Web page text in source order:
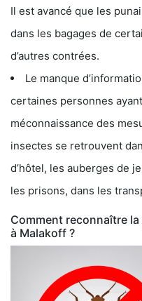
Il est avancé que les
dans les bagages de
d’autres contrées.
Le manque
certaines personnes
méconnaissance des
insectes se retrouvent
d’hôtel, les auberges de
les prisons, dans les
Comment reconnaître
à Malakoff ?